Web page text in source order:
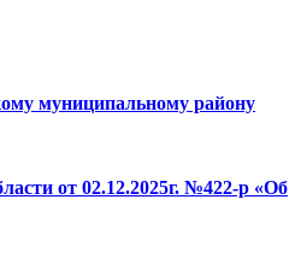
муниципальному району
от 02.12.2025г. №422-р «Об